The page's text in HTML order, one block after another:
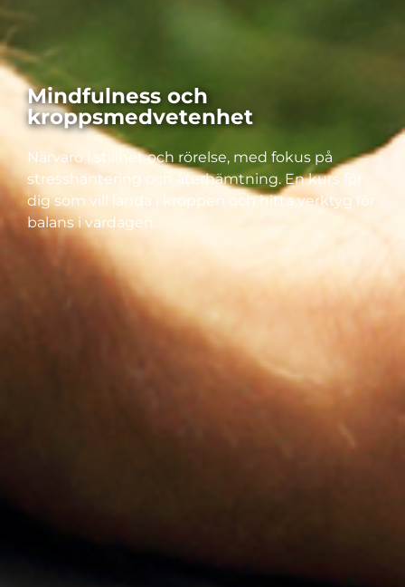
Mindfulness och
kroppsmedvetenhet
Närvaro i stillhet och rörelse, med fokus på
stresshantering och återhämtning. En kurs för
dig som vill landa i kroppen och hitta verktyg för
balans i vardagen